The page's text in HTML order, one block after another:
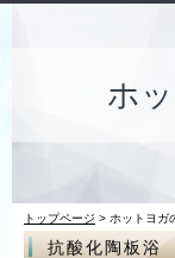
ホ
トップページ > ホットヨガ
抗酸化陶板浴